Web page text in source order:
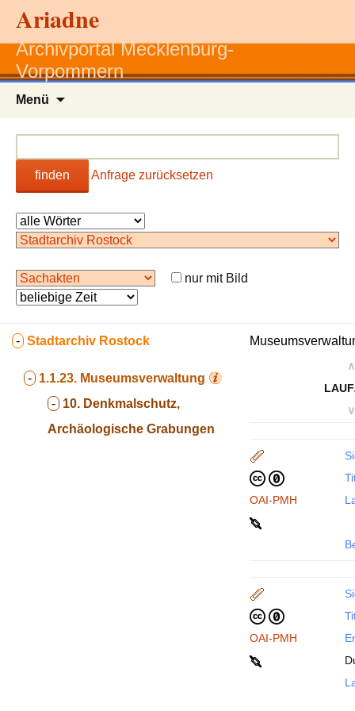
Ariadne
Archivportal Mecklenburg-
Vorpommern
Menü
finden Anfrage zurücksetzen
nur mit Bild
- Stadtarchiv Rostock
- 1.1.23. Museumsverwaltung
- 10. Denkmalschutz,
Archäologische Grabungen
∧
∨
OAI-PMH
OAI-PMH